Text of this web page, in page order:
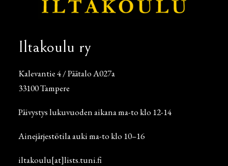
Iltakoulu ry
Kalevantie 4 / Päätalo A027a
33100 Tampere
Päivystys lukuvuoden aikana ma-to klo 12-14
Ainejärjestötila auki ma-to klo 10–16
iltakoulu[at]lists.tuni.fi